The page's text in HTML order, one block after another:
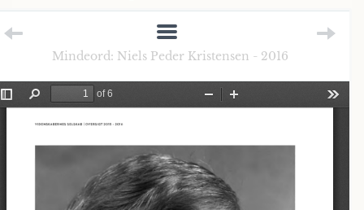
Mindeord: Niels Peder Kristensen - 2016